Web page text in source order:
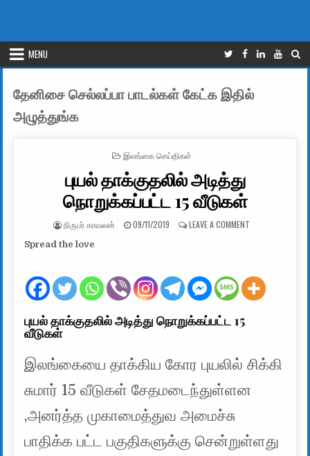
MENU
தேனிசை செல்லப்பா பாடல்கள் கேட்க இதில்
அழுத்துங்க
POSTED IN
இலங்கை செய்திகள்
புயல் தாக்குதலில் அடித்து
நொறுக்கப்பட்ட 15 வீடுகள்
AUTHOR:
நிருபர் காவலன் PUBLISHED DATE:
09/11/2019 LEAVE A COMMENT
Spread the love
புயல் தாக்குதலில் அடித்து நொறுக்கப்பட்ட 15
வீடுகள்
இலங்கையை தாக்கிய கோர புயலில் சிக்கி
சுமார் 15 வீடுகள் சேதமடைந்துள்ளன
,அனர்த்த முகாமைத்துவ அமைச்சு
பாதிக்க பட்ட பகுதிகளுக்கு சென்றுள்ளது